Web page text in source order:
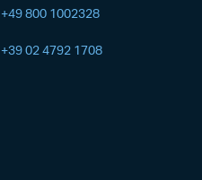
+49 800 1002328
+39 02 4792 1708